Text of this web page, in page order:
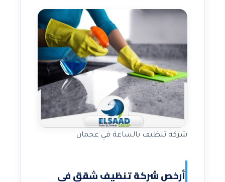
شركة تنظيف بالساعة في عجمان
أرخص شركة تنظيف شقق في